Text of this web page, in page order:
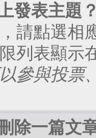
發表主題
請點選相
列表顯示
參與投票
除一篇文